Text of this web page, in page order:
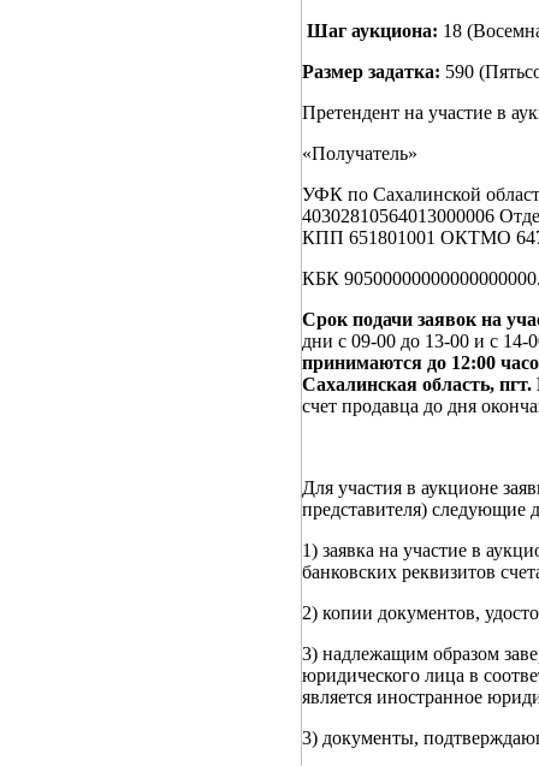
Шаг аукциона: 18
Размер задатка: 590
Претендент на участие в
«Получатель»
УФК по Сахалинской
40302810564013000006
КПП 651801001 ОКТМО
КБК
Срок подачи заявок на
дни с 09-00 до 13-00 и с 14-
принимаются до 12:00
Сахалинская область,
счет продавца до дня
Для участия в аукционе
представителя) следующие
1) заявка на участие в
банковских реквизитов
2) копии документов,
3) надлежащим образом
юридического лица в
является иностранное
3) документы,